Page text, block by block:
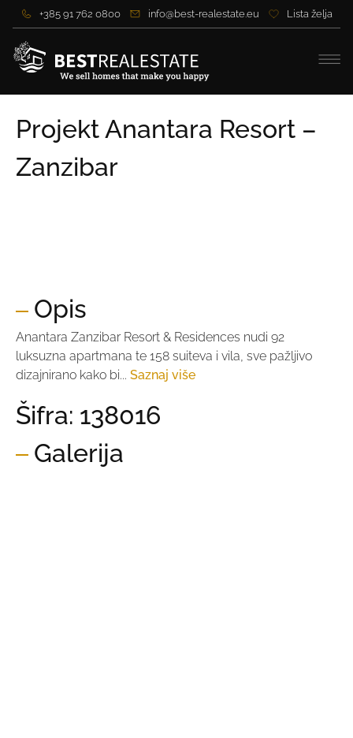
+385 91 762 0800 info@best-realestate.eu Lista želja
Projekt Anantara Resort –
Zanzibar
Opis
Anantara Zanzibar Resort & Residences nudi 92
luksuzna apartmana te 158 suiteva i vila, sve pažljivo
dizajnirano kako bi... Saznaj više
Šifra: 138016
Galerija